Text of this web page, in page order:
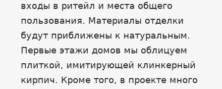
входы в ритейл и места общего
пользования. Материалы отделки
будут приближены к натуральным.
Первые этажи домов мы облицуем
плиткой, имитирующей клинкерный
кирпич. Кроме того, в проекте много